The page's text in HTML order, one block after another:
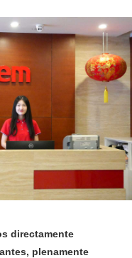
directamente
plenamente